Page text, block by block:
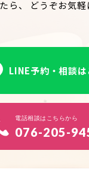
ら、
どうぞお気
LINE予約・相談は
電話相談はこちらから
076-205-